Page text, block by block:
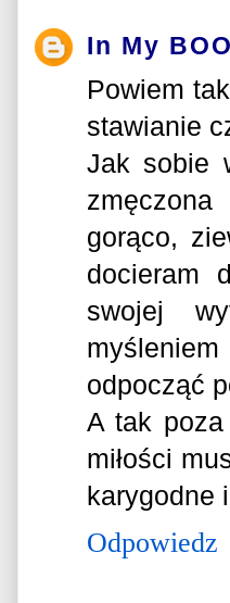
In My
Powiem
stawianie
Jak sobie
gorąco,
docieram
swojej
odpocząć
A tak poza
miłości
karygodne
Odpowiedz